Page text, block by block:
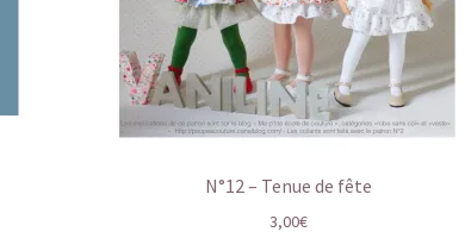
N°12 – Tenue de fête
3,00€